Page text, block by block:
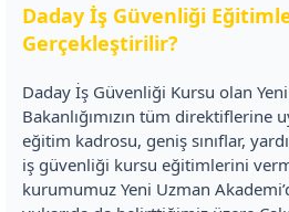
Daday İş Güvenliği
Gerçekleştirilir?
Daday İş Güvenliği Kursu olan
Bakanlığımızın tüm direktiflerine
eğitim kadrosu, geniş sınıflar,
iş güvenliği kursu eğitimlerini
kurumumuz Yeni Uzman